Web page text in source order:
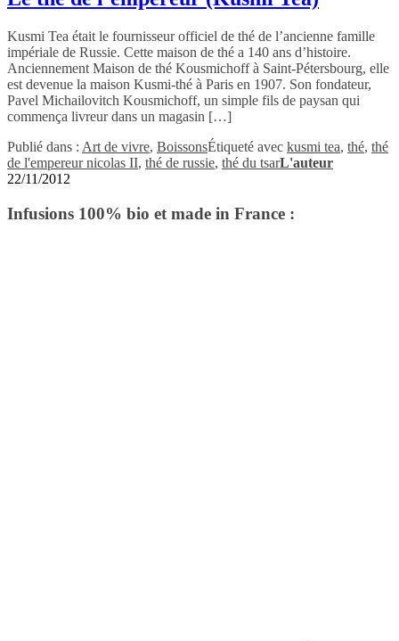
Kusmi Tea était le fournisseur officiel de thé de l’ancienne famille
impériale de Russie. Cette maison de thé a 140 ans d’histoire.
Anciennement Maison de thé Kousmichoff à Saint-Pétersbourg, elle
est devenue la maison Kusmi-thé à Paris en 1907. Son fondateur,
Pavel Michailovitch Kousmichoff, un simple fils de paysan qui
commença livreur dans un magasin […]
Publié dans : Art de vivre, BoissonsÉtiqueté avec kusmi tea, thé, thé
de l'empereur nicolas II, thé de russie, thé du tsarL'auteur
22/11/2012
Infusions 100% bio et made in France :